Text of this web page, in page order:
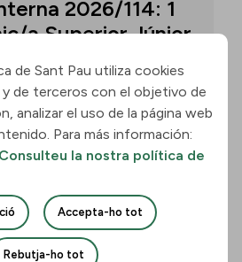
2026/114: 1
a Superior Júnior
a un/a T4A - Tècnic/a
al grup Neurobiologia de
Multilingual Aphasia &
Lab. Termini: 11
15.00 h.
Uneix-te
de Sant Pau utiliza cookies
y de terceros con el objetivo de
analizar el uso de la página web
Para más información:
Consulteu la nostra política de
Accepta-ho tot
Rebutja-ho tot